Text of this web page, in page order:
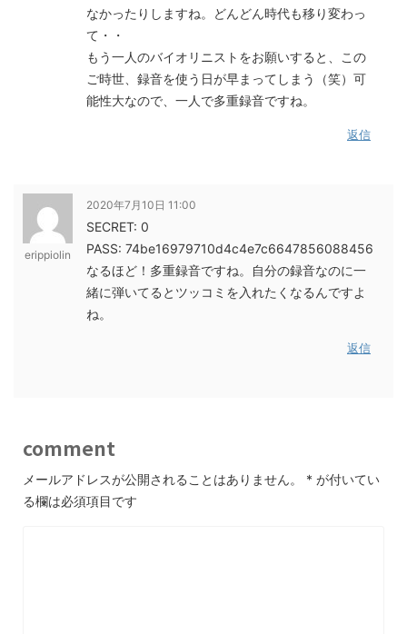
なかったりしますね。どんどん時代も移り変わっ
て・・
もう一人のバイオリニストをお願いすると、この
ご時世、録音を使う日が早まってしまう（笑）可
能性大なので、一人で多重録音ですね。
返信
erippiolin
2020年7月10日 11:00
SECRET: 0
PASS: 74be16979710d4c4e7c6647856088456
なるほど！多重録音ですね。自分の録音なのに一
緒に弾いてるとツッコミを入れたくなるんですよ
ね。
返信
comment
メールアドレスが公開されることはありません。 * が付いてい
る欄は必須項目です